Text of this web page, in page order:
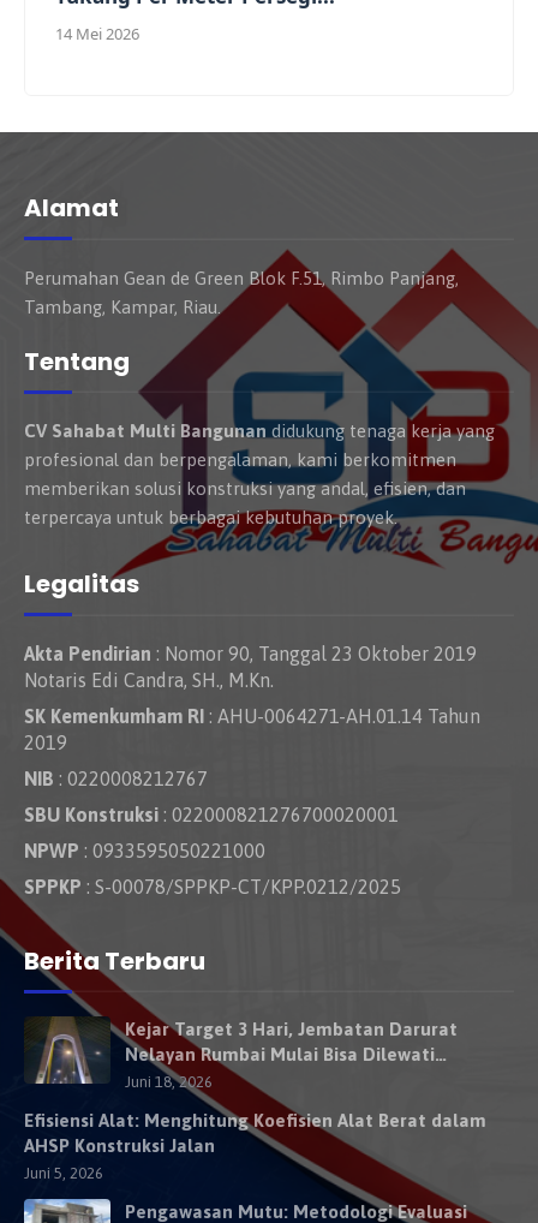
14 Mei 2026
Alamat
Perumahan Gean de Green Blok F.51, Rimbo Panjang,
Tambang, Kampar, Riau.
Tentang
CV Sahabat Multi Bangunan didukung tenaga kerja yang
profesional dan berpengalaman, kami berkomitmen
memberikan solusi konstruksi yang andal, efisien, dan
terpercaya untuk berbagai kebutuhan proyek.
Legalitas
Akta Pendirian : Nomor 90, Tanggal 23 Oktober 2019
Notaris Edi Candra, SH., M.Kn.
SK Kemenkumham RI : AHU-0064271-AH.01.14 Tahun
2019
NIB : 0220008212767
SBU Konstruksi : 022000821276700020001
NPWP : 0933595050221000
SPPKP : S-00078/SPPKP-CT/KPP.0212/2025
Berita Terbaru
Kejar Target 3 Hari, Jembatan Darurat
Nelayan Rumbai Mulai Bisa Dilewati
Kendaraan Besok
Juni 18, 2026
Efisiensi Alat: Menghitung Koefisien Alat Berat dalam
AHSP Konstruksi Jalan
Juni 5, 2026
Pengawasan Mutu: Metodologi Evaluasi